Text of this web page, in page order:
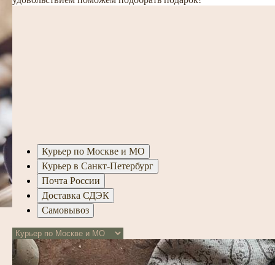
Курьер по Москве и МО
Курьер в Санкт-Петербург
Почта России
Доставка СДЭК
Самовывоз